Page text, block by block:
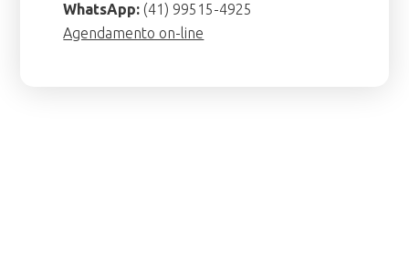
WhatsApp: (41) 99515-4925
Agendamento on-line